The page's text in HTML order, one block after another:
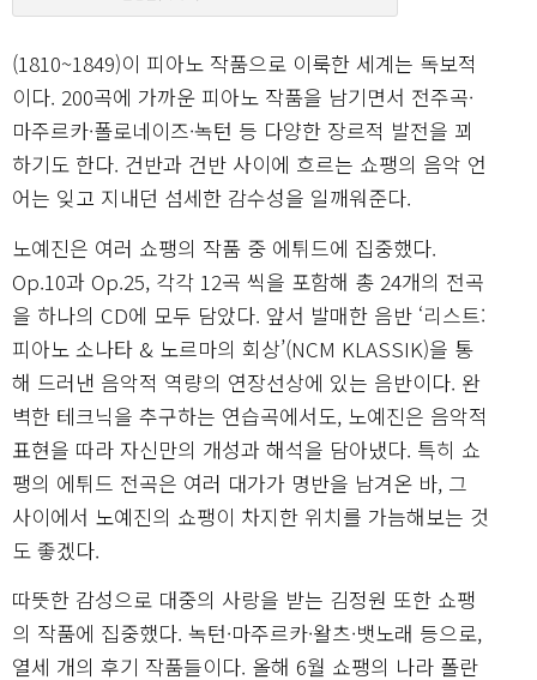
(1810~1849)이 피아노 작품으로 이룩한 세계는 독보적
이다. 200곡에 가까운 피아노 작품을 남기면서 전주곡·
마주르카·폴로네이즈·녹턴 등 다양한 장르적 발전을 꾀
하기도 한다. 건반과 건반 사이에 흐르는 쇼팽의 음악 언
어는 잊고 지내던 섬세한 감수성을 일깨워준다.
노예진은 여러 쇼팽의 작품 중 에튀드에 집중했다.
Op.10과 Op.25, 각각 12곡 씩을 포함해 총 24개의 전곡
을 하나의 CD에 모두 담았다. 앞서 발매한 음반 ‘리스트:
피아노 소나타 & 노르마의 회상’(NCM KLASSIK)을 통
해 드러낸 음악적 역량의 연장선상에 있는 음반이다. 완
벽한 테크닉을 추구하는 연습곡에서도, 노예진은 음악적
표현을 따라 자신만의 개성과 해석을 담아냈다. 특히 쇼
팽의 에튀드 전곡은 여러 대가가 명반을 남겨온 바, 그
사이에서 노예진의 쇼팽이 차지한 위치를 가늠해보는 것
도 좋겠다.
따뜻한 감성으로 대중의 사랑을 받는 김정원 또한 쇼팽
의 작품에 집중했다. 녹턴·마주르카·왈츠·뱃노래 등으로,
열세 개의 후기 작품들이다. 올해 6월 쇼팽의 나라 폴란